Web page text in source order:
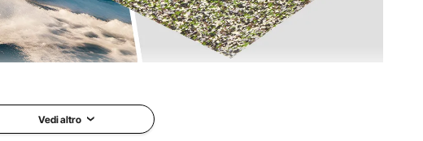
pavimento. Facilmente tagliabile per adattarsi a scene diverse,
ideale per la vita in mare.
Vedi altro